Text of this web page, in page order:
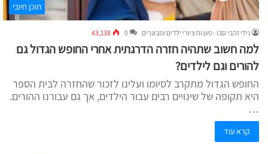
תוכן חיובי
נילי זהבי סבו - פענוח ציורי ילדים ומבוגרים 0
43,138
למה חשוב שתהיה חזרה הדרגתית אחרי החופש הגדול גם
להורים וגם לילדים?
החופש הגדול מתקרב לסיומו ועלינו לזכור שהחזרה לבית הספר
היא תקופה של שינויים רבים עבור הילדים, אך גם עבורנו ההורים.
…
קרא עוד